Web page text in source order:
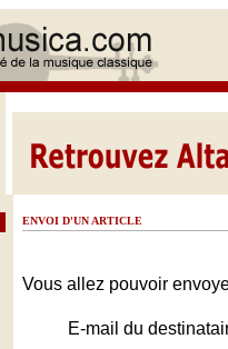
ENVOI D'UN ARTICLE
Vous allez pouvoir
E-mail du